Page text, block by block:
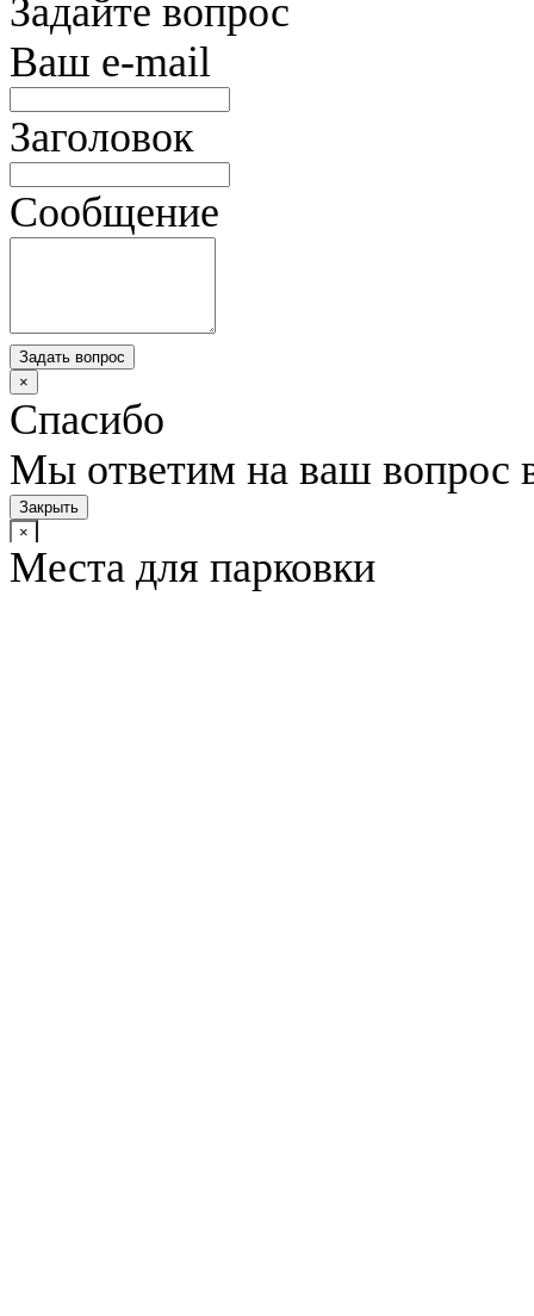
Задайте вопрос
Ваш e-mail
Заголовок
Сообщение
Задать вопрос
×
Спасибо
Мы ответим на ваш вопрос
Закрыть
×
Места для парковки